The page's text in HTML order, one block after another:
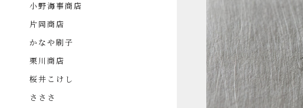
小野海事商店
片岡商店
かなや刷子
栗川商店
桜井こけし
さささ